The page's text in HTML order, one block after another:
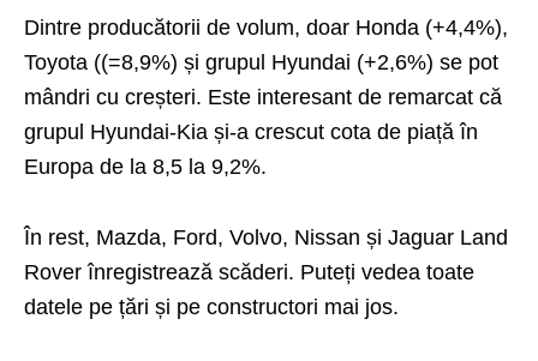
Dintre producătorii de volum, doar Honda (+4,4%),
Toyota ((=8,9%) și grupul Hyundai (+2,6%) se pot
mândri cu creșteri. Este interesant de remarcat că
grupul Hyundai-Kia și-a crescut cota de piață în
Europa de la 8,5 la 9,2%.
În rest, Mazda, Ford, Volvo, Nissan și Jaguar Land
Rover înregistrează scăderi. Puteți vedea toate
datele pe țări și pe constructori mai jos.